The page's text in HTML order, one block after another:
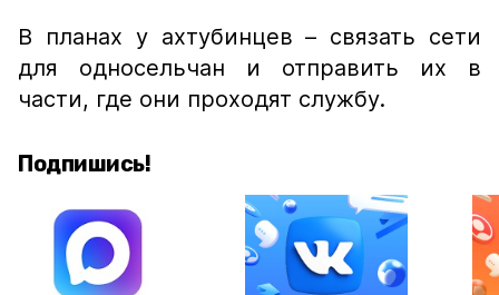
В планах у ахтубинцев – связать сети
для односельчан и отправить их в
части, где они проходят службу.
Подпишись!